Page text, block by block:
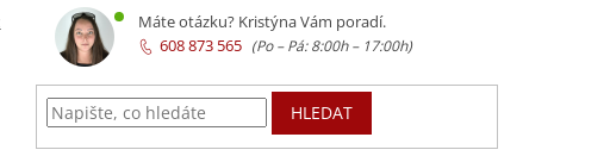
HLEDAT
Máte otázku? Kristýna Vám poradí.
608 873 565